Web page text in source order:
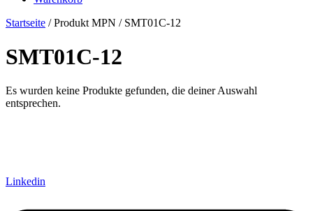
Startseite / Produkt MPN / SMT01C-12
SMT01C-12
Es wurden keine Produkte gefunden, die deiner Auswahl
entsprechen.
Linkedin